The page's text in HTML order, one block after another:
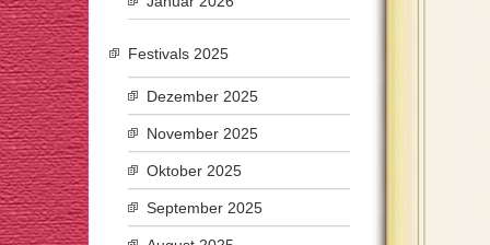
Festivals 2025
Dezember 2025
November 2025
Oktober 2025
September 2025